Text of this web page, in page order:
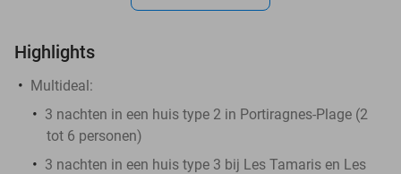
Highlights
Multideal:
3 nachten in een huis type 2 in Portiragnes-Plage (2
tot 6 personen)
3 nachten in een huis type 3 bij Les Tamaris en Les